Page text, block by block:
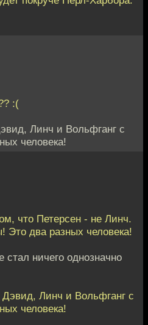
:(
Линч и Вольфганг с
человека!
что Петерсен - не Линч.
два разных человека!
ничего однозначно
Линч и Вольфганг с
человека!